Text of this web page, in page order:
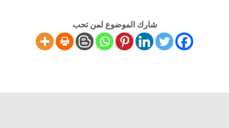
شارك الموضوع لمن تحب